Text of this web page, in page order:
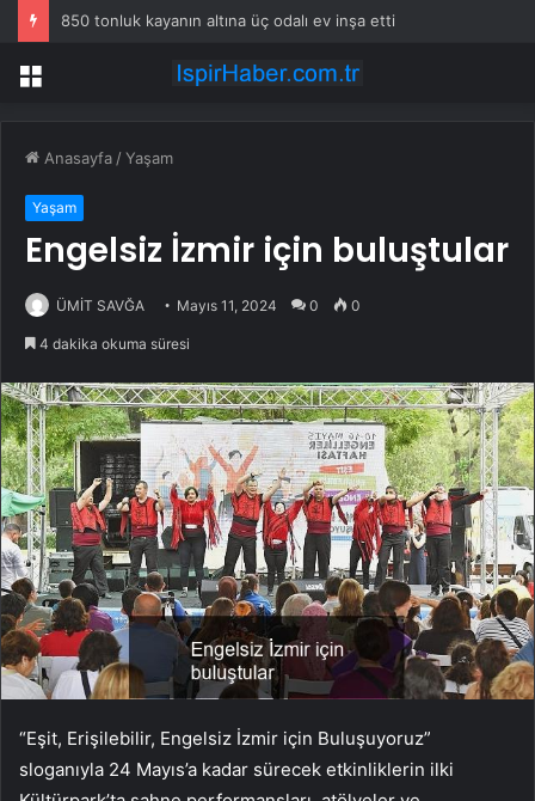
850 tonluk kayanın altına üç odalı ev inşa etti
Menü
Anasayfa /Yaşam
Yaşam
Engelsiz İzmir için buluştular
ÜMİT SAVĞA Mayıs 11, 2024 0 0
4 dakika okuma süresi
“Eşit, Erişilebilir, Engelsiz İzmir için Buluşuyoruz”
sloganıyla 24 Mayıs’a kadar sürecek etkinliklerin ilki